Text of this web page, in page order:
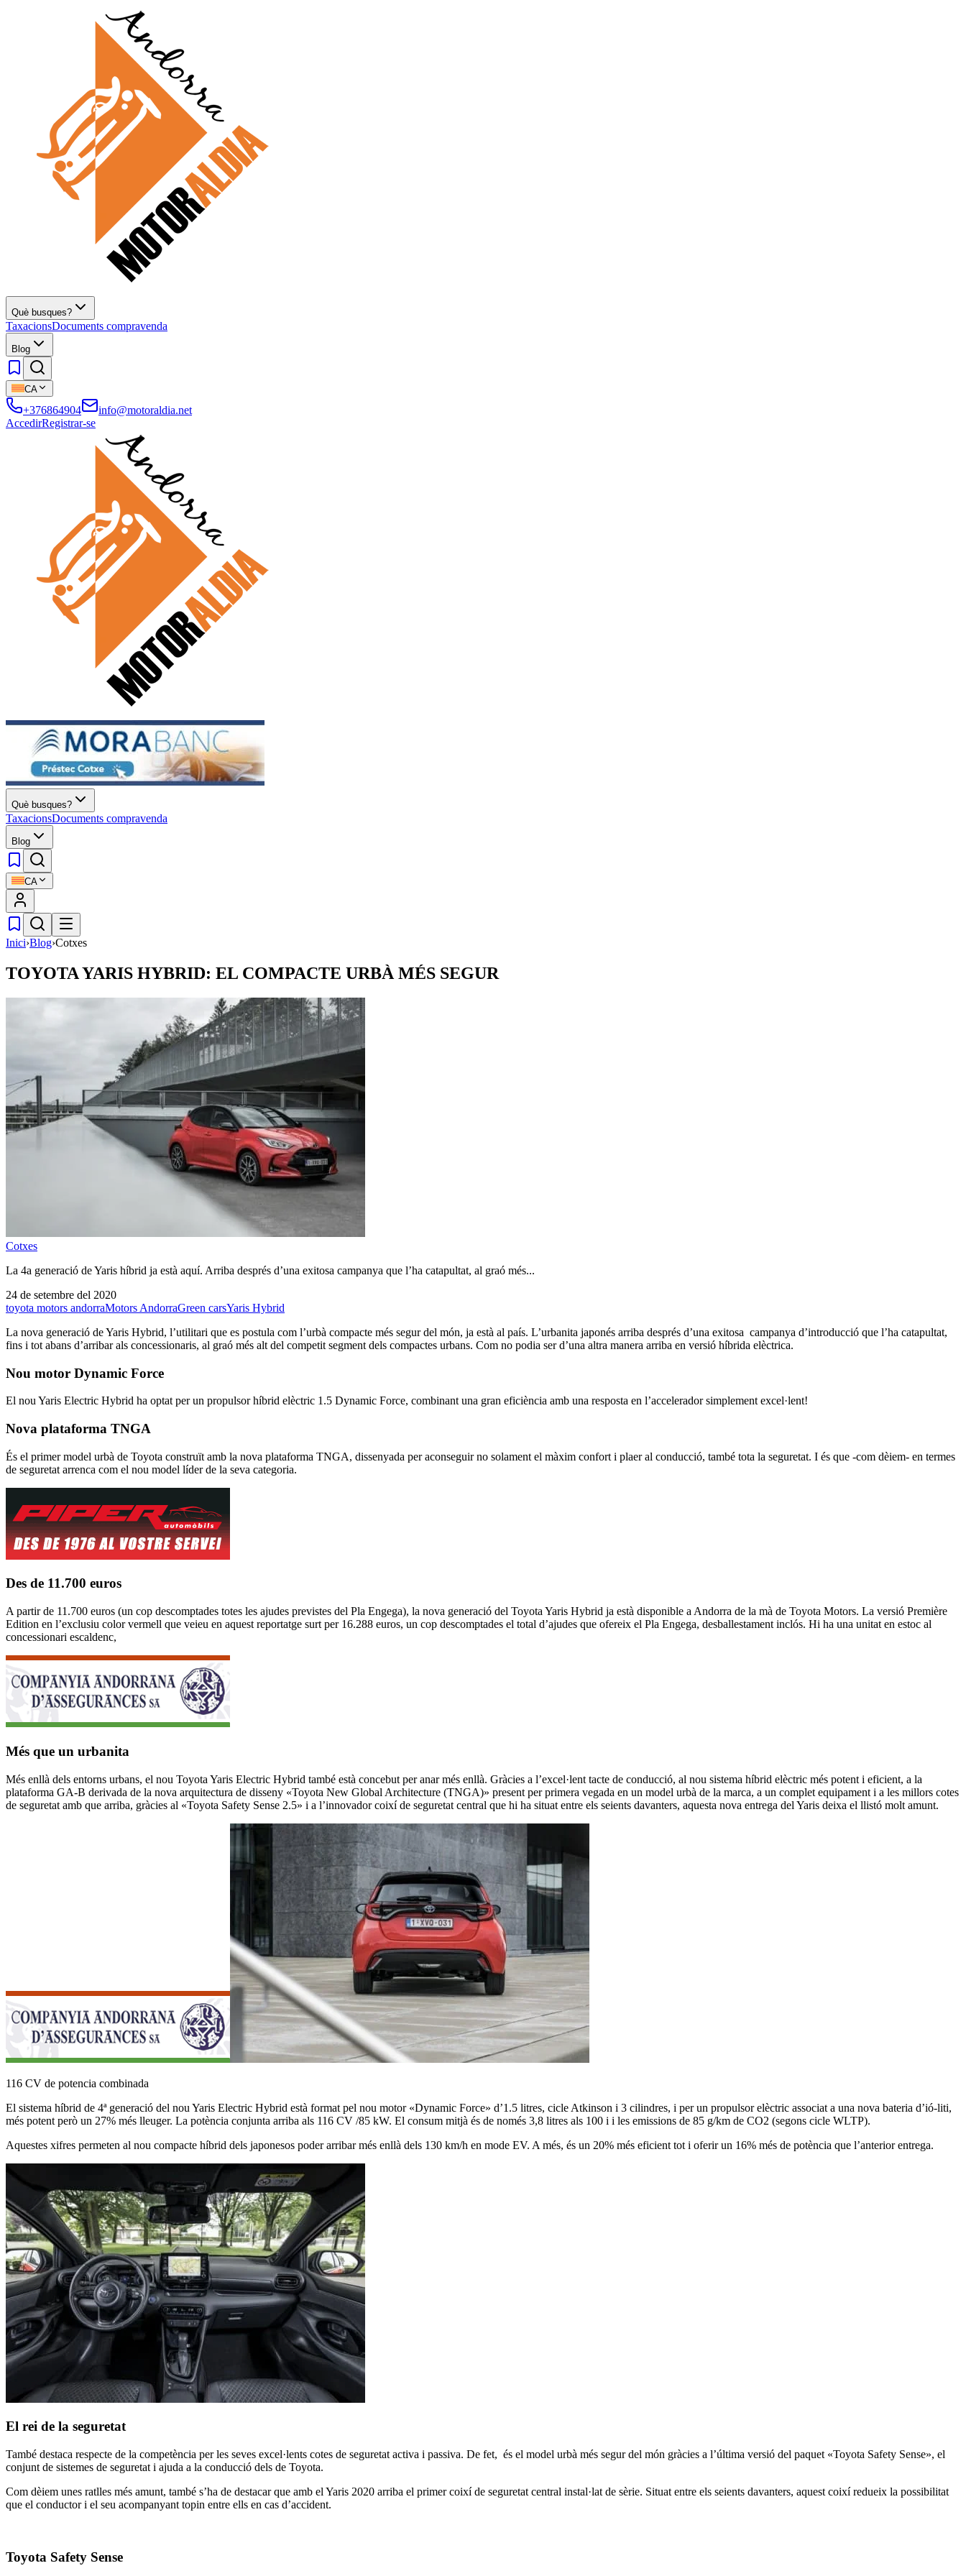
Què busques?
TaxacionsDocuments compravenda
Blog
CA
+376864904
info@motoraldia.net
AccedirRegistrar-se
Què busques?
TaxacionsDocuments compravenda
Blog
CA
Inici›Blog›Cotxes
TOYOTA YARIS HYBRID: EL COMPACTE URBÀ MÉS SEGUR
Cotxes
La 4a generació de Yaris híbrid ja està aquí. Arriba després d’una exitosa campanya que l’ha catapultat, al graó més...
24 de setembre del 2020
toyota motors andorraMotors AndorraGreen carsYaris Hybrid
La nova generació de Yaris Hybrid, l’utilitari que es postula com l’urbà compacte més segur del món, ja està al país. L’urbanita japonés arriba després d’una exitosa campanya d’introducció que l’ha catapultat,
fins i tot abans d’arribar als concessionaris, al graó més alt del competit segment dels compactes urbans. Com no podia ser d’una altra manera arriba en versió híbrida elèctrica.
Nou motor Dynamic Force
El nou Yaris Electric Hybrid ha optat per un propulsor híbrid elèctric 1.5 Dynamic Force, combinant una gran eficiència amb una resposta en l’accelerador simplement excel·lent!
Nova plataforma TNGA
És el primer model urbà de Toyota construït amb la nova plataforma TNGA, dissenyada per aconseguir no solament el màxim confort i plaer al conducció, també tota la seguretat. I és que -com dèiem- en termes
de seguretat arrenca com el nou model líder de la seva categoria.
Des de 11.700 euros
A partir de 11.700 euros (un cop descomptades totes les ajudes previstes del Pla Engega), la nova generació del Toyota Yaris Hybrid ja està disponible a Andorra de la mà de Toyota Motors. La versió Première
Edition en l’exclusiu color vermell que veieu en aquest reportatge surt per 16.288 euros, un cop descomptades el total d’ajudes que ofereix el Pla Engega, desballestament inclós. Hi ha una unitat en estoc al
concessionari escaldenc,
Més que un urbanita
Més enllà dels entorns urbans, el nou Toyota Yaris Electric Hybrid també està concebut per anar més enllà. Gràcies a l’excel·lent tacte de conducció, al nou sistema híbrid elèctric més potent i eficient, a la
plataforma GA-B derivada de la nova arquitectura de disseny «Toyota New Global Architecture (TNGA)» present per primera vegada en un model urbà de la marca, a un complet equipament i a les millors cotes
de seguretat amb que arriba, gràcies al «Toyota Safety Sense 2.5» i a l’innovador coixí de seguretat central que hi ha situat entre els seients davanters, aquesta nova entrega del Yaris deixa el llistó molt amunt.
116 CV de potencia combinada
El sistema híbrid de 4ª generació del nou Yaris Electric Hybrid està format pel nou motor «Dynamic Force» d’1.5 litres, cicle Atkinson i 3 cilindres, i per un propulsor elèctric associat a una nova bateria d’ió-liti,
més potent però un 27% més lleuger. La potència conjunta arriba als 116 CV /85 kW. El consum mitjà és de només 3,8 litres als 100 i i les emissions de 85 g/km de CO2 (segons cicle WLTP).
Aquestes xifres permeten al nou compacte híbrid dels japonesos poder arribar més enllà dels 130 km/h en mode EV. A més, és un 20% més eficient tot i oferir un 16% més de potència que l’anterior entrega.
El rei de la seguretat
També destaca respecte de la competència per les seves excel·lents cotes de seguretat activa i passiva. De fet, és el model urbà més segur del món gràcies a l’última versió del paquet «Toyota Safety Sense», el
conjunt de sistemes de seguretat i ajuda a la conducció dels de Toyota.
Com dèiem unes ratlles més amunt, també s’ha de destacar que amb el Yaris 2020 arriba el primer coixí de seguretat central instal·lat de sèrie. Situat entre els seients davanters, aquest coixí redueix la possibilitat
que el conductor i el seu acompanyant topin entre ells en cas d’accident.
Toyota Safety Sense